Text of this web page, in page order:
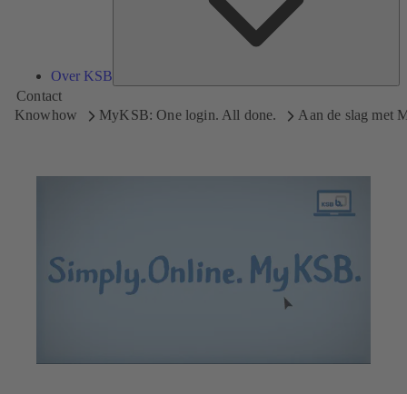
Over KSB
Contact
Knowhow
MyKSB: One login. All done. Aan de slag met